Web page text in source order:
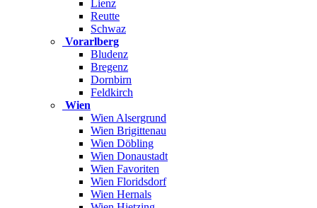
Lienz
Reutte
Schwaz
Vorarlberg
Bludenz
Bregenz
Dornbirn
Feldkirch
Wien
Wien Alsergrund
Wien Brigittenau
Wien Döbling
Wien Donaustadt
Wien Favoriten
Wien Floridsdorf
Wien Hernals